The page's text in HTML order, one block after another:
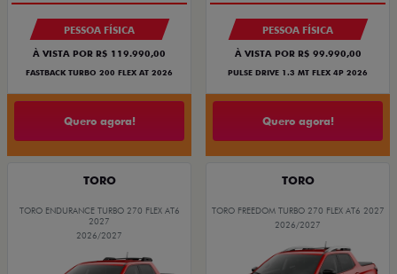
PESSOA FÍSICA
À VISTA POR R$ 119.990,00
FASTBACK TURBO 200 FLEX AT 2026
Quero agora!
PESSOA FÍSICA
À VISTA POR R$ 99.990,00
PULSE DRIVE 1.3 MT FLEX 4P 2026
Quero agora!
TORO
TORO ENDURANCE TURBO 270 FLEX AT6
2027
2026/2027
TORO
TORO FREEDOM TURBO 270 FLEX AT6 2027
2026/2027